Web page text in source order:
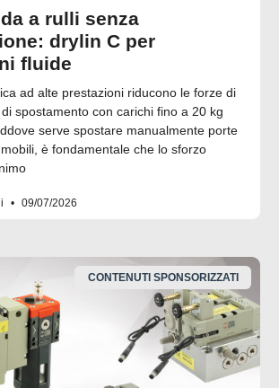
a rulli senza
drylin C per
fluide
ad alte prestazioni riducono le forze di
spostamento con carichi fino a 20 kg
serve spostare manualmente porte
è fondamentale che lo sforzo
09/07/2026
CONTENUTI SPONSORIZZATI